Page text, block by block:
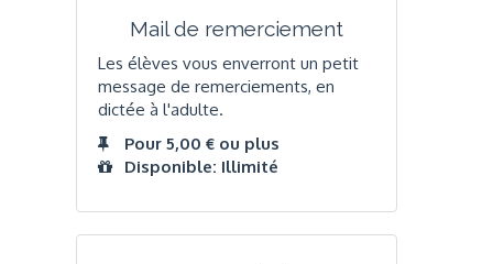
Mail de remerciement
Les élèves vous enverront un petit
message de remerciements, en
dictée à l'adulte.
Pour 5,00 € ou plus
Disponible: Illimité